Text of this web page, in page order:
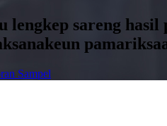
lengkep sareng
Sampel